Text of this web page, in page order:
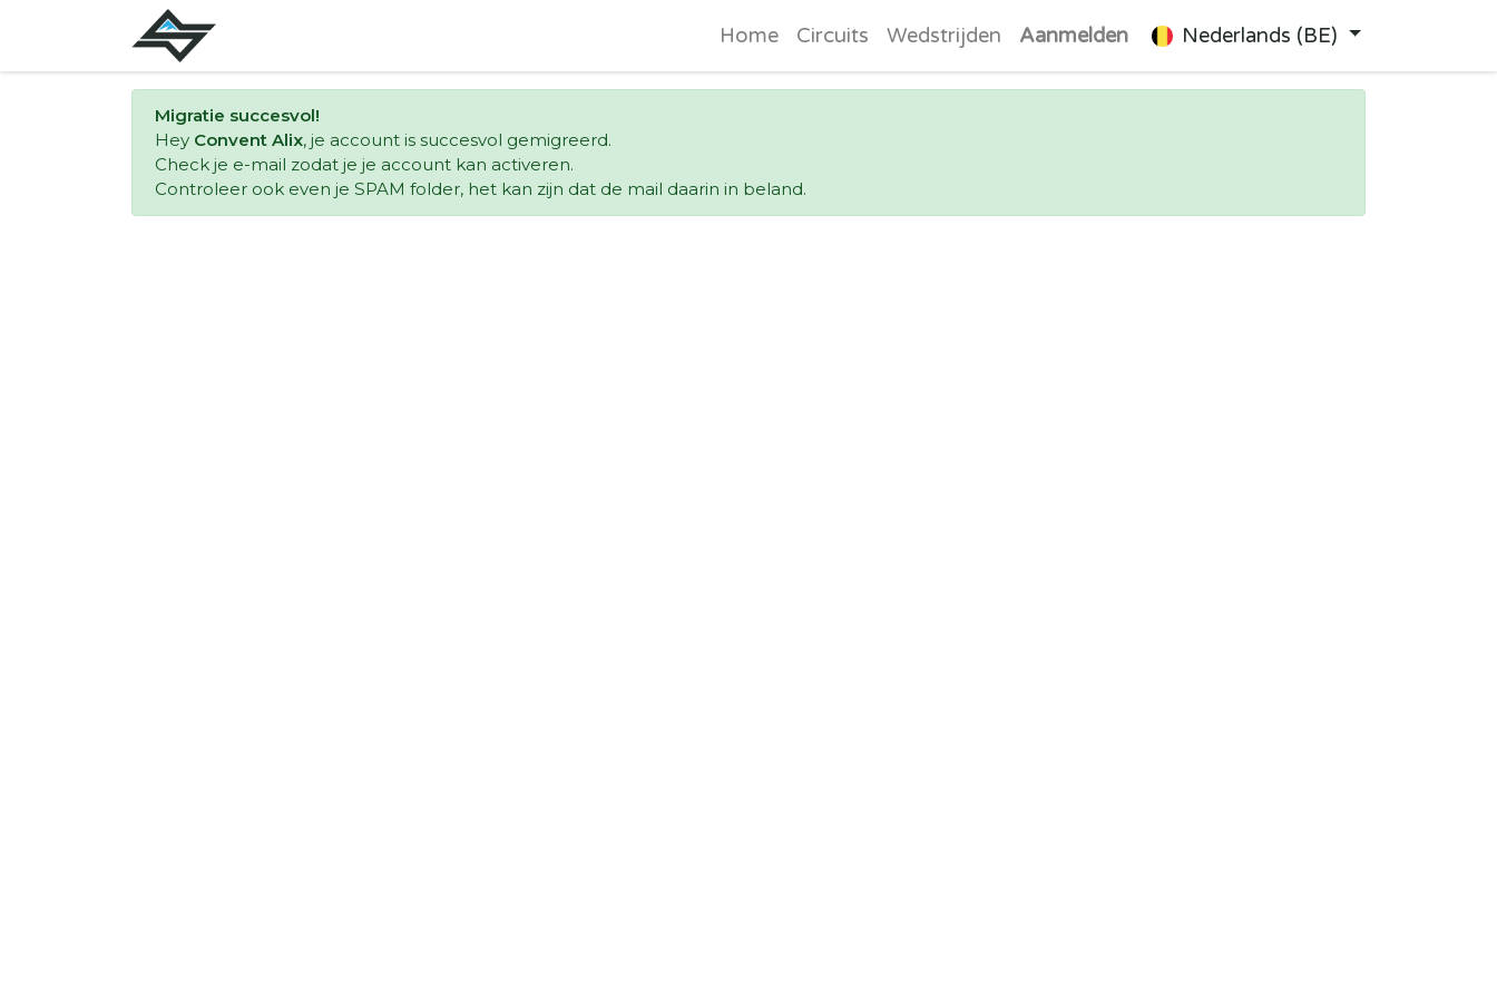
Home Circuits Wedstrijden Aanmelden Nederlands (BE)
Migratie succesvol!
Hey Convent Alix, je account is succesvol gemigreerd.
Check je e-mail zodat je je account kan activeren.
Controleer ook even je SPAM folder, het kan zijn dat de mail daarin in beland.